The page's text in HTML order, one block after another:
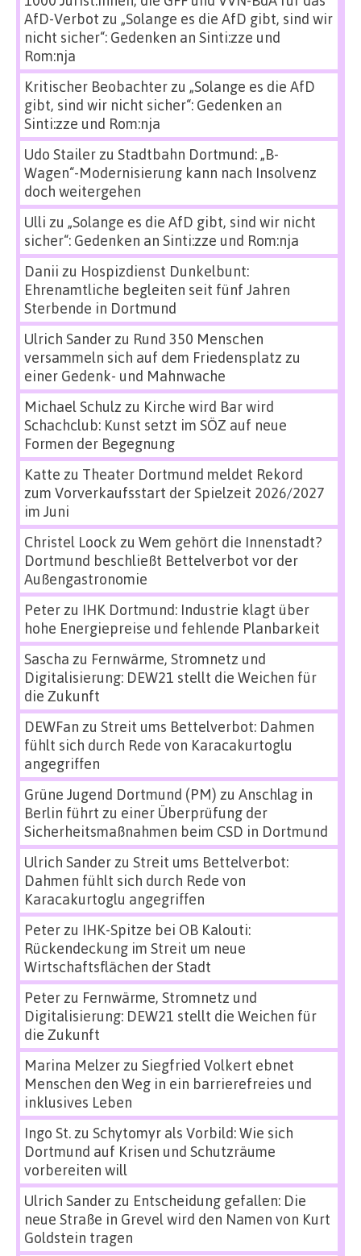
AfD-Verbot zu „Solange es die AfD gibt, sind wir
nicht sicher“: Gedenken an Sinti:zze und
Rom:nja
Kritischer Beobachterzu „Solange es die AfD
gibt, sind wir nicht sicher“: Gedenken an
Sinti:zze und Rom:nja
Udo Stailerzu Stadtbahn Dortmund: „B-
Wagen“-Modernisierung kann nach Insolvenz
doch weitergehen
Ulli zu „Solange es die AfD gibt, sind wir nicht
sicher“: Gedenken an Sinti:zze und Rom:nja
Danii zu Hospizdienst Dunkelbunt:
Ehrenamtliche begleiten seit fünf Jahren
Sterbende in Dortmund
Ulrich Sanderzu Rund 350 Menschen
versammeln sich auf dem Friedensplatz zu
einer Gedenk- und Mahnwache
Michael Schulz zu Kirche wird Bar wird
Schachclub: Kunst setzt im SÖZ auf neue
Formen der Begegnung
Katte zu Theater Dortmund meldet Rekord
zum Vorverkaufsstart der Spielzeit 2026/2027
im Juni
Christel Loock zu Wem gehört die Innenstadt?
Dortmund beschließt Bettelverbot vor der
Außengastronomie
Peterzu IHK Dortmund: Industrie klagt über
hohe Energiepreise und fehlende Planbarkeit
Sascha zu Fernwärme, Stromnetz und
Digitalisierung: DEW21 stellt die Weichen für
die Zukunft
DEWFan zu Streit ums Bettelverbot: Dahmen
fühlt sich durch Rede von Karacakurtoglu
angegriffen
Grüne Jugend Dortmund (PM) zu Anschlag in
Berlin führt zu einer Überprüfung der
Sicherheitsmaßnahmen beim CSD in Dortmund
Ulrich Sanderzu Streit ums Bettelverbot:
Dahmen fühlt sich durch Rede von
Karacakurtoglu angegriffen
Peterzu IHK-Spitze bei OB Kalouti:
Rückendeckung im Streit um neue
Wirtschaftsflächen der Stadt
Peterzu Fernwärme, Stromnetz und
Digitalisierung: DEW21 stellt die Weichen für
die Zukunft
Marina Melzerzu Siegfried Volkert ebnet
Menschen den Weg in ein barrierefreies und
inklusives Leben
Ingo St.zu Schytomyr als Vorbild: Wie sich
Dortmund auf Krisen und Schutzräume
vorbereiten will
Ulrich Sanderzu Entscheidung gefallen: Die
neue Straße in Grevel wird den Namen von Kurt
Goldstein tragen